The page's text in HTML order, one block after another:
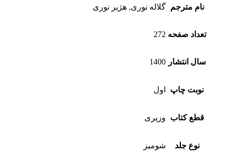
نام مترجم گلاله نوری, هژیر نوری
تعداد صفحه 272
سال انتشار 1400
نوبت چاپ اول
قطع کتاب وزیری
نوع جلد شومیز